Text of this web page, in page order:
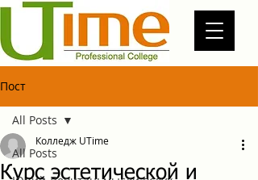
Пост
All Posts
All Posts
Курс эстетической и
Колледж UTime